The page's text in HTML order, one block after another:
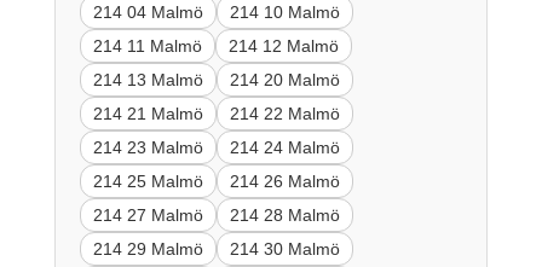
214 04 Malmö
214 10 Malmö
214 11 Malmö
214 12 Malmö
214 13 Malmö
214 20 Malmö
214 21 Malmö
214 22 Malmö
214 23 Malmö
214 24 Malmö
214 25 Malmö
214 26 Malmö
214 27 Malmö
214 28 Malmö
214 29 Malmö
214 30 Malmö